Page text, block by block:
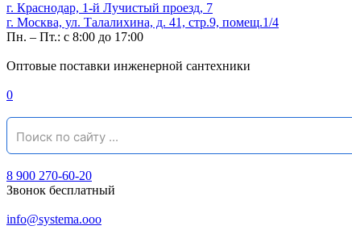
г. Краснодар, 1-й Лучистый проезд, 7
г. Москва, ул. Талалихина, д. 41, стр.9, помещ.1/4
Пн. – Пт.: с 8:00 до 17:00
Оптовые поставки инженерной сантехники
0
8 900 270-60-20
Звонок бесплатный
info@systema.ooo